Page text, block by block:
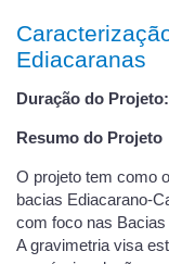
Ediacaranas
Duração do Projeto:
Resumo do Projeto
O projeto tem como
bacias Ediacarano-
com foco nas Bacias
A gravimetria visa